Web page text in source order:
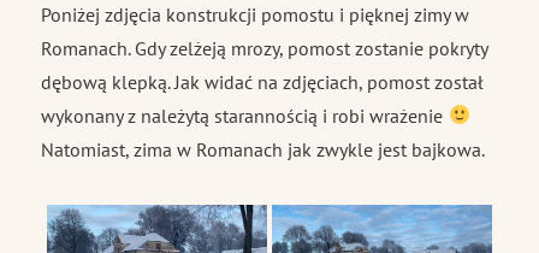
Poniżej zdjęcia konstrukcji pomostu i pięknej zimy w
Romanach. Gdy zelżeją mrozy, pomost zostanie pokryty
dębową klepką. Jak widać na zdjęciach, pomost został
wykonany z należytą starannością i robi wrażenie
Natomiast, zima w Romanach jak zwykle jest bajkowa.